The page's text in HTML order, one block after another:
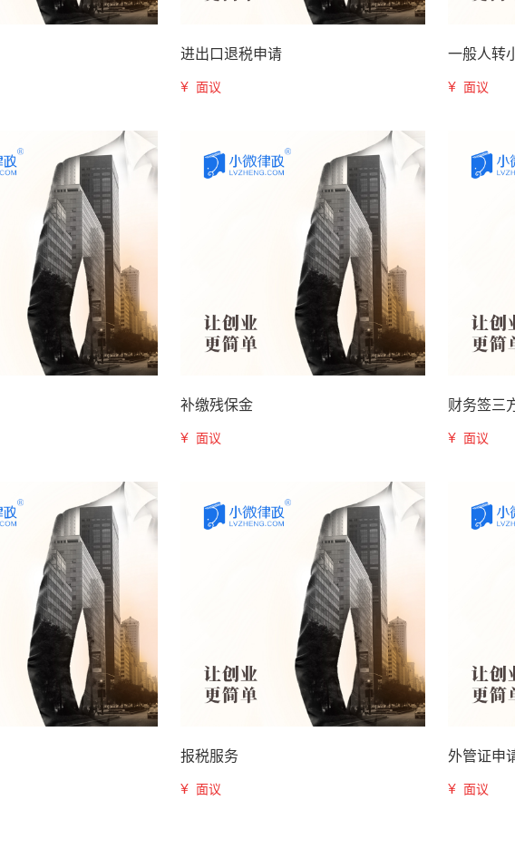
进出口退税申请
¥ 面议
一般人转
¥ 面议
补缴残保金
¥ 面议
财务签三
¥ 面议
报税服务
¥ 面议
外管证申
¥ 面议